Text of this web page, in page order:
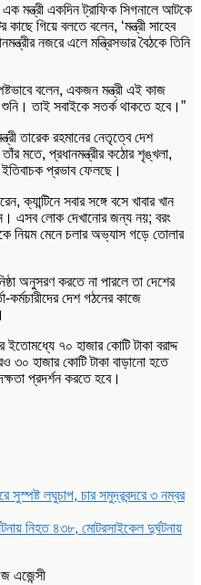
এক মন্ত্রী একদিন ট্রাফিক সিগনালে আটকে
কাছে গিয়ে বলতে বলেন, ‘মন্ত্রী সাহেব
নজরে এলে মন্ত্রিসভার বৈঠকে তিনি
বলেন, একজন মন্ত্রী এই কাজ
তাই সবাইকে সতর্ক থাকতে হবে।”
তারেক রহমানের নেতৃত্বে দেশ
মতে, প্রধানমন্ত্রীর কঠোর শৃঙ্খলা,
ইতিবাচক প্রভাব ফেলছে।
ক্যান্টিনে সবার সঙ্গে বসে খাবার খান
এসব লোক দেখানোর জন্য নয়; বরং
নিয়ম মেনে চলার অভ্যাস গড়ে তোলার
অনুসরণ করতে না পারলে তা দেশের
কর্মচারীদের দেশ গঠনের কাজে
৭০ হাজার কোটি টাকা বরাদ্দ
হাজার কোটি টাকা বাড়ানো হতে
প্রদর্শন করতে হবে।
সুস্পষ্ট লঘুচাপ, চার সমুদ্রবন্দরে ৩ নম্বর
নিহত ৪৩৮, মোটরসাইকেল দুর্ঘটনায়
এজেন্সী